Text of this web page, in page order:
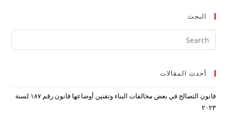
البحث
أحدث المقالات
قانون التصالح في بعض مخالفات البناء وتقنين أوضاعها قانون رقم ۱۸۷ لسنة
۲۰۲۳